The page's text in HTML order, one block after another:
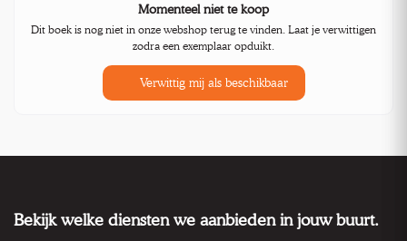
Momenteel niet te koop
Dit boek is nog niet in onze webshop terug te vinden. Laat je verwittigen
zodra een exemplaar opduikt.
Verwittig mij als beschikbaar
Bekijk welke diensten we aanbieden in jouw buurt.